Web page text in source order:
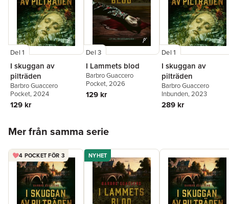
Del 1
I skuggan av
pilträden
Barbro Guaccero
Pocket, 2024
129 kr
Del 3
I Lammets blod
Barbro Guaccero
Pocket, 2026
129 kr
Del 1
I skuggan av
pilträden
Barbro Guaccero
Inbunden, 2023
289 kr
Mer från samma serie
4 POCKET FÖR 3 NYHET